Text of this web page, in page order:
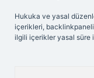
Hukuka ve yasal
içerikleri,
ilgili içerikler yasal süre